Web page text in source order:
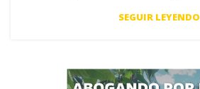
SEGUIR LEYENDO